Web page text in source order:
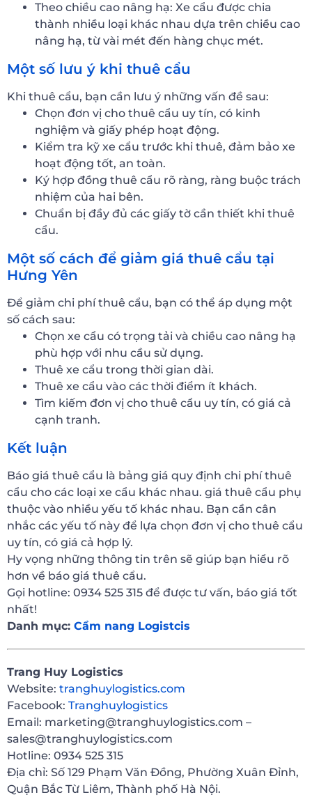
Theo chiều cao nâng hạ: Xe cẩu được chia
thành nhiều loại khác nhau dựa trên chiều cao
nâng hạ, từ vài mét đến hàng chục mét.
Một số lưu ý khi thuê cẩu
Khi thuê cẩu, bạn cần lưu ý những vấn đề sau:
Chọn đơn vị cho thuê cẩu uy tín, có kinh
nghiệm và giấy phép hoạt động.
Kiểm tra kỹ xe cẩu trước khi thuê, đảm bảo xe
hoạt động tốt, an toàn.
Ký hợp đồng thuê cẩu rõ ràng, ràng buộc trách
nhiệm của hai bên.
Chuẩn bị đầy đủ các giấy tờ cần thiết khi thuê
cẩu.
Một số cách để giảm giá thuê cẩu tại
Hưng Yên
Để giảm chi phí thuê cẩu, bạn có thể áp dụng một
số cách sau:
Chọn xe cẩu có trọng tải và chiều cao nâng hạ
phù hợp với nhu cầu sử dụng.
Thuê xe cẩu trong thời gian dài.
Thuê xe cẩu vào các thời điểm ít khách.
Tìm kiếm đơn vị cho thuê cẩu uy tín, có giá cả
cạnh tranh.
Kết luận
Báo giá thuê cẩu là bảng giá quy định chi phí thuê
cẩu cho các loại xe cẩu khác nhau. giá thuê cẩu phụ
thuộc vào nhiều yếu tố khác nhau. Bạn cần cân
nhắc các yếu tố này để lựa chọn đơn vị cho thuê cẩu
uy tín, có giá cả hợp lý.
Hy vọng những thông tin trên sẽ giúp bạn hiểu rõ
hơn về báo giá thuê cẩu.
Gọi hotline: 0934 525 315 để được tư vấn, báo giá tốt
nhất!
Danh mục: Cẩm nang Logistcis
Trang Huy Logistics
Website: tranghuylogistics.com
Facebook: Tranghuylogistics
Email: marketing@tranghuylogistics.com –
sales@tranghuylogistics.com
Hotline: 0934 525 315
Địa chỉ: Số 129 Phạm Văn Đồng, Phường Xuân Đỉnh,
Quận Bắc Từ Liêm, Thành phố Hà Nội.